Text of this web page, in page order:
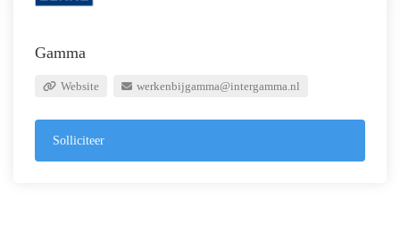
Gamma
Website werkenbijgamma@intergamma.nl
Solliciteer